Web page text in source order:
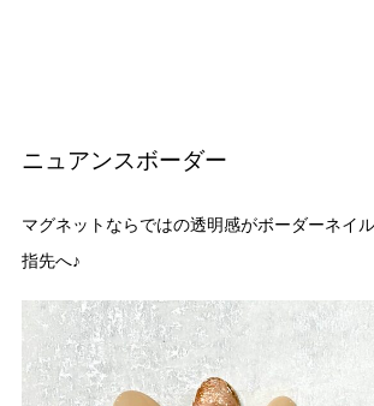
ニュアンスボーダー
マグネットならではの透明感がボーダーネイ
指先へ♪